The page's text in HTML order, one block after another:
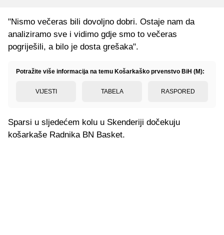
"Nismo večeras bili dovoljno dobri. Ostaje nam da
analiziramo sve i vidimo gdje smo to večeras
pogriješili, a bilo je dosta grešaka".
Potražite više informacija na temu Košarkaško prvenstvo BiH (M):
VIJESTI TABELA RASPORED
Sparsi u sljedećem kolu u Skenderiji dočekuju
košarkaše Radnika BN Basket.